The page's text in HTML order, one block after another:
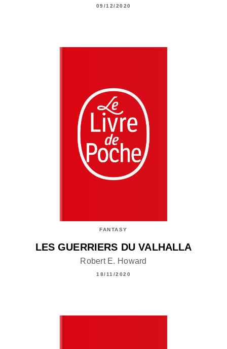
09/12/2020
FANTASY
LES GUERRIERS DU VALHALLA
Robert E. Howard
18/11/2020